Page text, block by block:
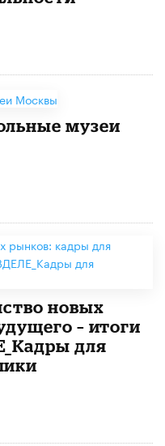
музеи
новых
– итоги
для